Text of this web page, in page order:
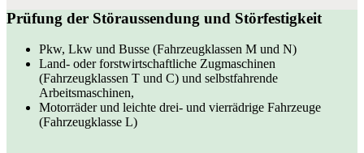
Prüfung der Störaussendung und Störfestigkeit
Pkw, Lkw und Busse (Fahrzeugklassen M und N)
Land- oder forstwirtschaftliche Zugmaschinen
(Fahrzeugklassen T und C) und selbstfahrende
Arbeitsmaschinen,
Motorräder und leichte drei- und vierrädrige Fahrzeuge
(Fahrzeugklasse L)